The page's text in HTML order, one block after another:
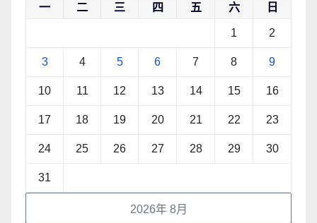
2026年 8月
一 二 三 四 五 六 日
1 2
3 4 5 6 7 8 9
10 11 12 13 14 15 16
17 18 19 20 21 22 23
24 25 26 27 28 29 30
31